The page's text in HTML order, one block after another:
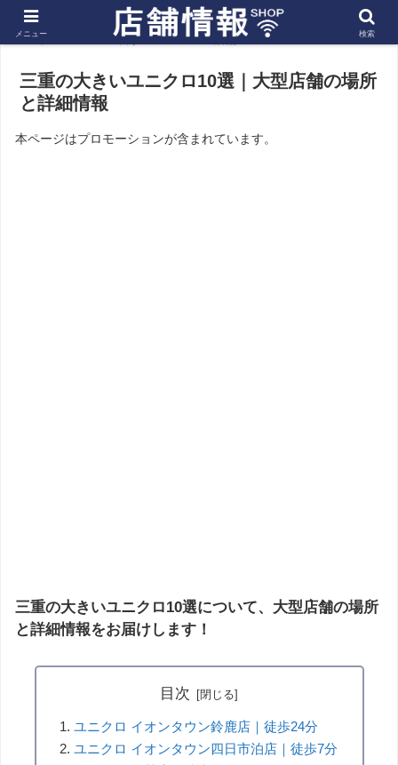
ホーム 東海 三重の店舗
三重の大きいユニクロ10選｜大型店舗の場所
と詳細情報
本ページはプロモーションが含まれています。
三重の大きいユニクロ10選について、大型店舗の場所
と詳細情報をお届けします！
目次
ユニクロ イオンタウン鈴鹿店｜徒歩24分
ユニクロ イオンタウン四日市泊店｜徒歩7分
メニュー 検索